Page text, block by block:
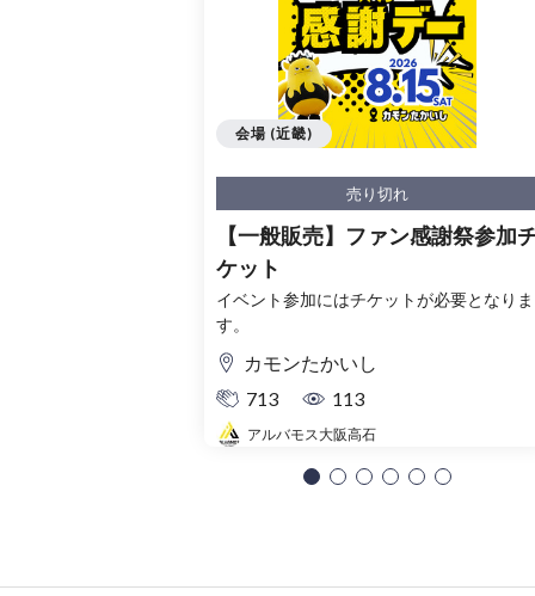
売り切れ
【一般販売】ファン感謝祭参加
ケット
イベント参加にはチケットが必要となりま
す。
カモンたかいし
713
113
アルバモス大阪高石
会場 (近畿)